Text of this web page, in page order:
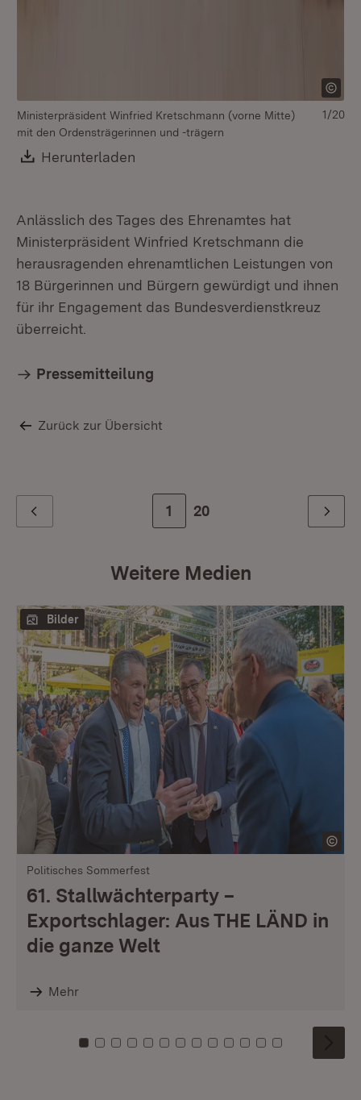
Ministerpräsident Winfried Kretschmann (vorne Mitte)
mit den Ordensträgerinnen und -trägern
Download:
Herunterladen
1/20
Anlässlich des Tages des Ehrenamtes hat
Ministerpräsident Winfried Kretschmann die
herausragenden ehrenamtlichen Leistungen von
18 Bürgerinnen und Bürgern gewürdigt und ihnen
für ihr Engagement das Bundesverdienstkreuz
überreicht.
Pressemitteilung
Zurück zur Übersicht
Zur Seite
1 Zur letzten Seite
20 Weiter
Weitere Medien
Bilder
Politisches Sommerfest
61. Stallwächterparty –
Exportschlager: Aus THE LÄND in
die ganze Welt
Mehr
Zu Kachel: 0
Zu Kachel: 1
Zu Kachel: 2
Zu Kachel: 3
Zu Kachel: 4
Zu Kachel: 5
Zu Kachel: 6
Zu Kachel: 7
Zu Kachel: 8
Zu Kachel: 9
Zu Kachel: 10
Zu Kachel: 11
Zu Kachel: